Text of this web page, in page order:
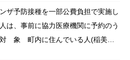
ザ予防接種を一部公費負担で実施し
は、事前に協力医療機関に予約のう
象 町内に住んでいる人(稲美町